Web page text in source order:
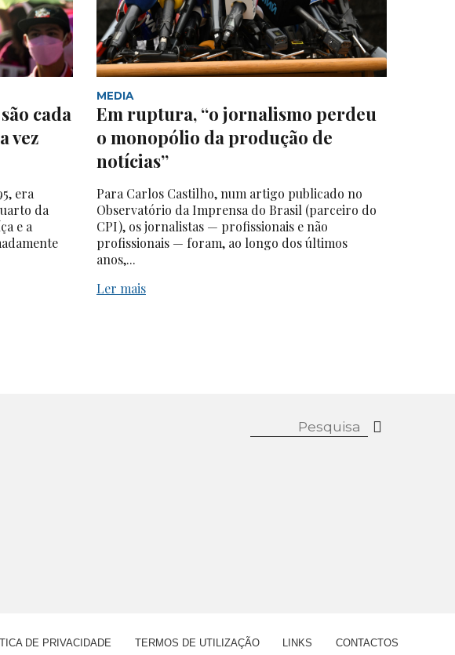
cada
vez
era
da
e a
MEDIA
Em ruptura, “o jornalismo perdeu
o monopólio da produção de
notícias”
Para Carlos Castilho, num artigo publicado no
Observatório da Imprensa do Brasil (parceiro do
CPI), os jornalistas — profissionais e não
profissionais — foram, ao longo dos últimos
anos,...
Ler mais
DE PRIVACIDADE TERMOS DE UTILIZAÇÃO LINKS CONTACTOS